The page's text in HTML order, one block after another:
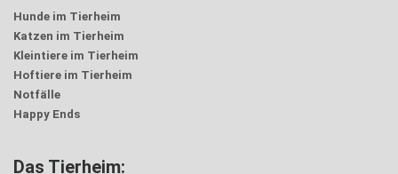
Hunde im Tierheim
Katzen im Tierheim
Kleintiere im Tierheim
Hoftiere im Tierheim
Notfälle
Happy Ends
Das Tierheim: